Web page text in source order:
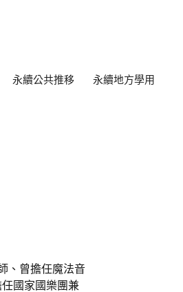
永續公共推移 永續地方學用
、曾擔任魔法音
國家國樂團兼